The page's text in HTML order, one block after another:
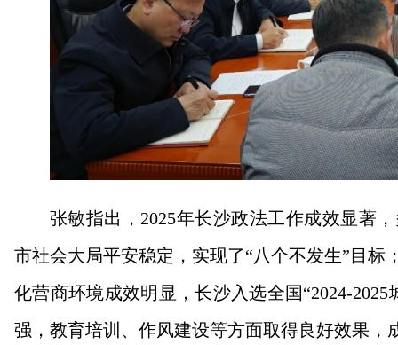
张敏指出，2025年长沙政法工作成效显著
市社会大局平安稳定，实现了“八个不发生”目
化营商环境成效明显，长沙入选全国“2024-
强，教育培训、作风建设等方面取得良好效果，